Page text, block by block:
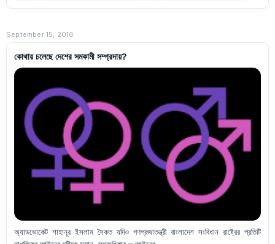
September 15, 2016
কোথায় চলেছে দেশের সমকামী সম্প্রদায়?
অ্যাডভোকেট শাহানূর ইসলাম সৈকত যদিও গণপ্রজাতন্ত্রী বাংলাদেশ সংবিধান রাষ্ট্রের প্রতিটি